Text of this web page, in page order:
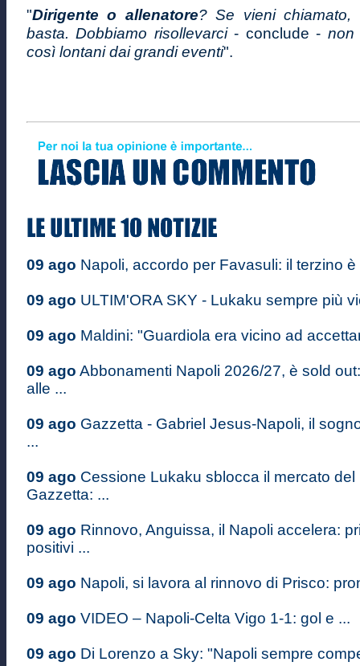
"Dirigente o allenatore? Se vieni
basta. Dobbiamo risollevarci- conclude - non
così lontani dai grandi eventi".
09 ago Napoli, accordo per Favasuli: il terzino è
09 ago ULTIM'ORA SKY - Lukaku sempre più
09 ago Maldini: "Guardiola era vicino ad
09 ago Abbonamenti Napoli 2026/27, è sold
alle ...
09 ago Gazzetta - Gabriel Jesus-Napoli, il
...
09 ago Cessione Lukaku sblocca il mercato del
Gazzetta: ...
09 ago Rinnovo, Anguissa, il Napoli accelera:
positivi ...
09 ago Napoli, si lavora al rinnovo di Prisco:
09 ago VIDEO – Napoli-Celta Vigo 1-1: gol e ...
09 ago Di Lorenzo a Sky: "Napoli sempre